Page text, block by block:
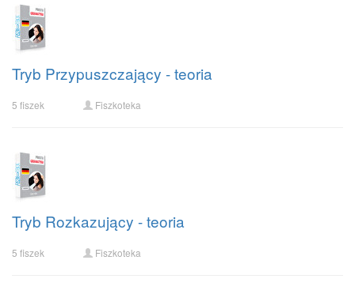
Tryb Przypuszczający - teoria
5 fiszek Fiszkoteka
Tryb Rozkazujący - teoria
5 fiszek Fiszkoteka